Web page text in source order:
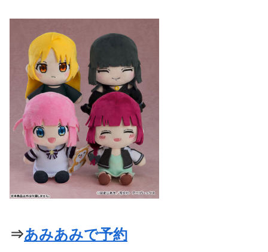
⇒あみあみで予約